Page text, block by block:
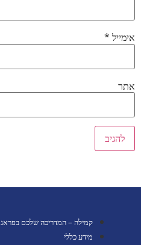
אימייל *
אתר
קמילה – המדריכה שלכם בפראג
מידע כללי